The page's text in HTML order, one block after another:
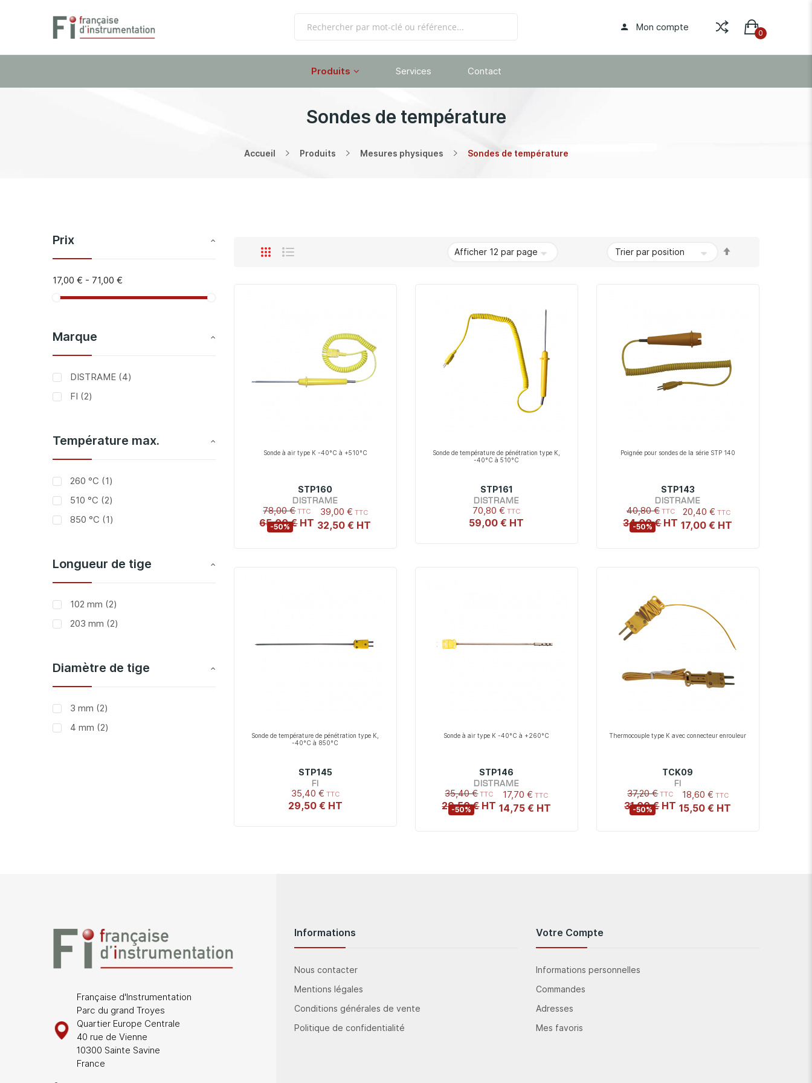
Mon compte
Produits Services Contact
Sondes de température
Accueil Produits Mesures physiques Sondes de température
Grille
Sonde à air type K -40°C à +510°C
STP160
DISTRAME
39,00 €
32,50 €
78,00 €
65,00 €
-50%
Sonde de température de pénétration type K,
-40°C à 510°C
STP161
DISTRAME
70,80 €
59,00 €
Poignée pour sondes de la série STP 140
STP143
DISTRAME
20,40 €
17,00 €
40,80 €
34,00 €
-50%
Sonde de température de pénétration type K,
-40°C à 850°C
STP145
FI
35,40 €
29,50 €
Sonde à air type K -40°C à +260°C
STP146
DISTRAME
17,70 €
14,75 €
35,40 €
29,50 €
-50%
Thermocouple type K avec connecteur enrouleur
TCK09
FI
18,60 €
15,50 €
37,20 €
31,00 €
-50%
Prix
17,00 € - 71,00 €
Marque
DISTRAME 4articles
FI
2articles
Température max.
260 °C 1article
510 °C
2articles
850 °C
1article
Longueur de tige
102 mm 2articles
203 mm
2articles
Diamètre de tige
3 mm 2articles
4 mm
2articles
Française d'Instrumentation
Parc du grand Troyes
Quartier Europe Centrale
40 rue de Vienne
10300 Sainte Savine
France
Informations
Nous contacter
Mentions légales
Conditions générales de vente
Politique de confidentialité
Votre Compte
Informations personnelles
Commandes
Adresses
Mes favoris